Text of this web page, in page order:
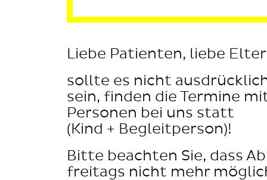
Liebe Patienten, liebe
sollte es nicht
sein, finden die Termine
Personen bei uns statt
(Kind + Begleitperson)!
Bitte beachten Sie, dass
freitags nicht mehr